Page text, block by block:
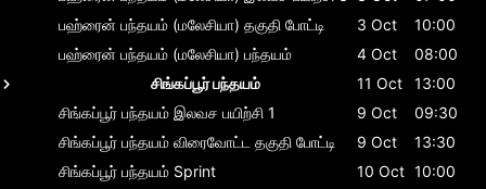
பஹ்ரைன் பந்தயம் (மலேசியா) தகுதி போட்டி 3 Oct
10:00
பஹ்ரைன் பந்தயம் (மலேசியா) பந்தயம் 4 Oct
08:00
சிங்கப்பூர் பந்தயம்
11 Oct
13:00
சிங்கப்பூர் பந்தயம் இலவச பயிற்சி 1 9 Oct
09:30
சிங்கப்பூர் பந்தயம் விரைவோட்ட தகுதி போட்டி 9 Oct
13:30
சிங்கப்பூர் பந்தயம் Sprint 10 Oct 10:00